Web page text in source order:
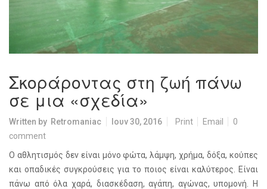
Σκοράροντας στη ζωή πάνω
σε μια «σχεδία»
Written by Retromaniac Ιουν 30, 2016 Print Email
0
comment
Ο αθλητισμός δεν είναι μόνο φώτα, λάμψη, χρήμα, δόξα, κούπες
και οπαδικές συγκρούσεις για το ποιος είναι καλύτερος. Είναι
πάνω από όλα χαρά, διασκέδαση, αγάπη, αγώνας, υπομονή. Η